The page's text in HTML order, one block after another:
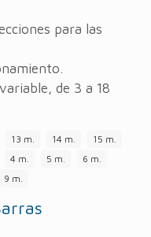
para las
de 3 a 18
13 m. 14 m.
15 m.
4 m. 5 m.
6 m.
9 m.